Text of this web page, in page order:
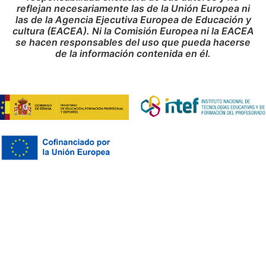
reflejan necesariamente las de la Unión Europea ni
las de la Agencia Ejecutiva Europea de Educación y
cultura (EACEA). Ni la Comisión Europea ni la EACEA
se hacen responsables del uso que pueda hacerse
de la información contenida en él.